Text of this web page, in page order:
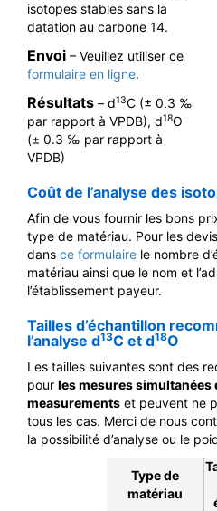
isotopes stables sans la
datation au carbone 14.
Envoi – Veuillez utiliser ce
formulaire en ligne.
Résultats – d13C (± 0.3 ‰
par rapport à VPDB), d18O
(± 0.3 ‰ par rapport à
VPDB)
Coût de l’analyse des
Afin de vous fournir les bons
type de matériau. Pour les
dans ce formulaire le nombre
matériau ainsi que le nom et
l’établissement payeur.
Tailles d’échantillon
l’analyse d13C et d18O
Les tailles suivantes sont des
pour les mesures simultanées
measurements et peuvent ne
tous les cas. Merci de nous
la possibilité d’analyse ou le
Type de
matériau